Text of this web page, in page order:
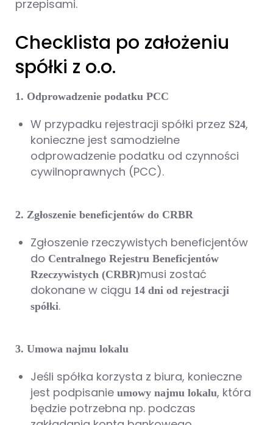
przepisami.
Checklista po założeniu
spółki z o.o.
1. Odprowadzenie podatku PCC
W przypadku rejestracji spółki przez S24,
konieczne jest samodzielne
odprowadzenie podatku od czynności
cywilnoprawnych (PCC).
2. Zgłoszenie beneficjentów do CRBR
Zgłoszenie rzeczywistych beneficjentów
do Centralnego Rejestru Beneficjentów
Rzeczywistych (CRBR)musi zostać
dokonane w ciągu 14 dni od rejestracji
spółki.
3. Umowa najmu lokalu
Jeśli spółka korzysta z biura, konieczne
jest podpisanie umowy najmu lokalu, która
będzie potrzebna np. podczas